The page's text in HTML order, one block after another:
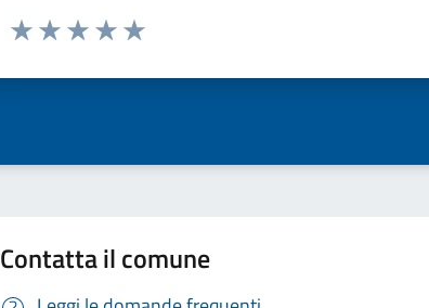
Valuta da 1 a 5 stelle la pagina
Contatta il comune